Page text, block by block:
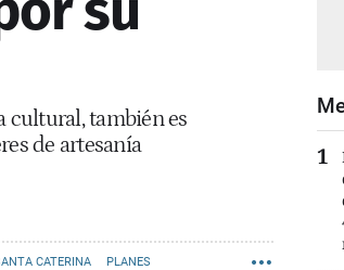
cultural, también es
de artesanía
CATERINA PLANES